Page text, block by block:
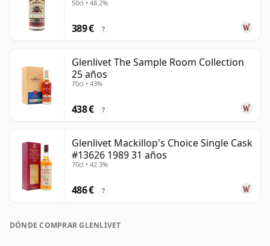
50cl • 48.2%
389 € ?
Glenlivet The Sample Room Collection
25 años
70cl • 43%
438 € ?
Glenlivet Mackillop's Choice Single Cask
#13626 1989 31 años
70cl • 42.3%
486 € ?
DÓNDE COMPRAR GLENLIVET